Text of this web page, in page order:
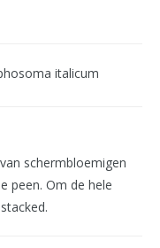
italicum
schermbloemigen
peen. Om de hele